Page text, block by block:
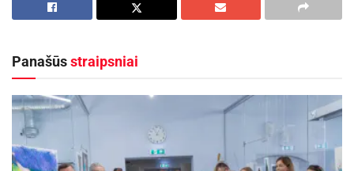
2026-08-08
Kviečiama dalyvauti visoje Lietuvoje
vykstančiame konkurse „Tvari Lietuva“
Panašūsstraipsniai